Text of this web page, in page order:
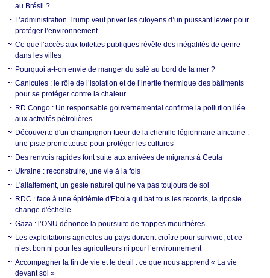
au Brésil ?
L’administration Trump veut priver les citoyens d’un puissant levier pour
protéger l’environnement
Ce que l’accès aux toilettes publiques révèle des inégalités de genre
dans les villes
Pourquoi a-t-on envie de manger du salé au bord de la mer ?
Canicules : le rôle de l’isolation et de l’inertie thermique des bâtiments
pour se protéger contre la chaleur
RD Congo : Un responsable gouvernemental confirme la pollution liée
aux activités pétrolières
Découverte d'un champignon tueur de la chenille légionnaire africaine :
une piste prometteuse pour protéger les cultures
Des renvois rapides font suite aux arrivées de migrants à Ceuta
Ukraine : reconstruire, une vie à la fois
L'allaitement, un geste naturel qui ne va pas toujours de soi
RDC : face à une épidémie d'Ebola qui bat tous les records, la riposte
change d'échelle
Gaza : l’ONU dénonce la poursuite de frappes meurtrières
Les exploitations agricoles au pays doivent croître pour survivre, et ce
n’est bon ni pour les agriculteurs ni pour l’environnement
Accompagner la fin de vie et le deuil : ce que nous apprend « La vie
devant soi »